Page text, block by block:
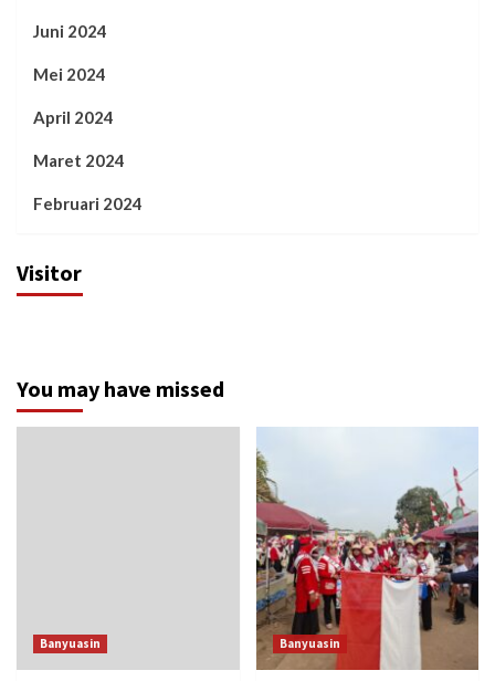
Juni 2024
Mei 2024
April 2024
Maret 2024
Februari 2024
Visitor
You may have missed
Banyuasin Banyuasin